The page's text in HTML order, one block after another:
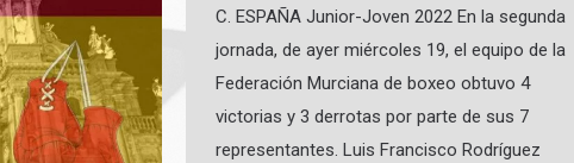
C. ESPAÑA Junior-Joven 2022 En la segunda
jornada, de ayer miércoles 19, el equipo de la
Federación Murciana de boxeo obtuvo 4
victorias y 3 derrotas por parte de sus 7
representantes. Luis Francisco Rodríguez